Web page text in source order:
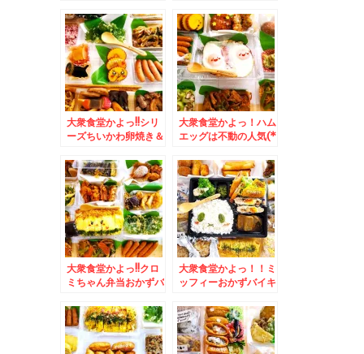
「金曜日のサンドイッ
チ３００円」と「コロ
ッケ５０円」Σ（・
□・；）
「神谷バー」で「電気
ブラン」と「煮込み」
(*´艸`*)
大衆食堂かよっ!!シリ
ーズちいかわ卵焼き＆
バイG線」さんの「サ
ンドイッチモーニン
グ」
大衆食堂かよっ！ハム
エッグは不動の人気(*
大船軒」の「サンドウ
ィッチ弁当」日本初の
サンドイッチ駅弁☆(*
´艸`*)
大衆食堂かよっ!!クロ
ミちゃん弁当おかずバ
き館」さんの「和栗の
モンブラン」(*´艸
`*)my最高モンブラ
ン(*´艸`*)
大衆食堂かよっ！！ミ
ッフィーおかずバイキ
援！福井県ソウルフー
ド越前銘菓「水羊か
ん」うまっ(*´艸`*)